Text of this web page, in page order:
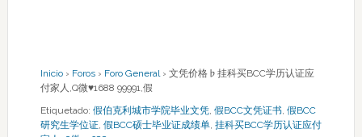
Inicio › Foros › Foro General › 文凭价格♭挂科买BCC学历认证应
付家人,Q微♥1688 99991,假
Etiquetado: 假伯克利城市学院毕业文凭, 假BCC文凭证书, 假BCC
研究生学位证, 假BCC硕士毕业证成绩单, 挂科买BCC学历认证应付